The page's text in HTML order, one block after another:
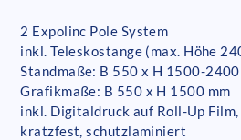
2 Expolinc Pole System
inkl. Teleskostange (max. Höhe
Standmaße: B 550 x H 1500-
Grafikmaße: B 550 x H 1500 mm
inkl. Digitaldruck auf Roll-Up
kratzfest, schutzlaminiert